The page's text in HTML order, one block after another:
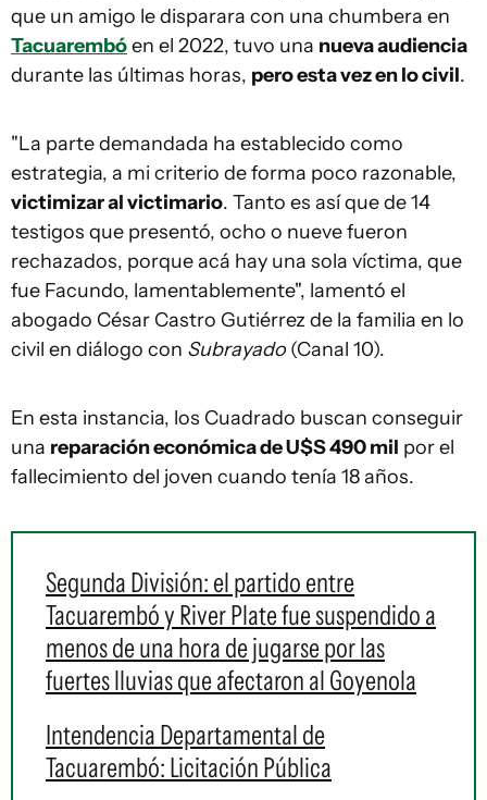
que un amigo le disparara con una chumbera en
Tacuarembóen el 2022, tuvo una nueva audiencia
durante las últimas horas, pero esta vez en lo civil.
"La parte demandada ha establecido como
estrategia, a mi criterio de forma poco razonable,
victimizar al victimario. Tanto es así que de 14
testigos que presentó, ocho o nueve fueron
rechazados, porque acá hay una sola víctima, que
fue Facundo, lamentablemente", lamentó el
abogado César Castro Gutiérrez de la familia en lo
civil en diálogo con Subrayado (Canal 10).
En esta instancia, los Cuadrado buscan conseguir
una reparación económica de U$S 490 mil por el
fallecimiento del joven cuando tenía 18 años.
Segunda División: el partido entre
Tacuarembó y River Plate fue suspendido a
menos de una hora de jugarse por las
fuertes lluvias que afectaron al Goyenola
Intendencia Departamental de
Tacuarembó: Licitación Pública